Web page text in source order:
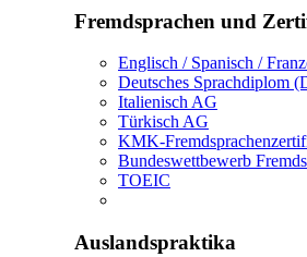
Fremdsprachen und
Englisch / Spanisch /
Deutsches Sprachdiplom
Italienisch AG
Türkisch AG
KMK-
Bundeswettbewerb
TOEIC
Auslandspraktika